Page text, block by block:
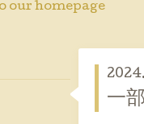
our homepage
一